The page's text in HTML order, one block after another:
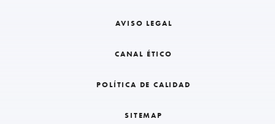
AVISO LEGAL
CANAL ÉTICO
POLÍTICA DE CALIDAD
SITEMAP